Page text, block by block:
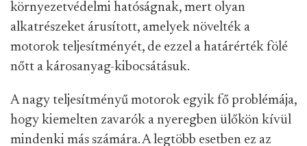
környezetvédelmi hatóságnak, mert olyan
alkatrészeket árusított, amelyek növelték a
motorok teljesítményét, de ezzel a határérték fölé
nőtt a károsanyag-kibocsátásuk.
A nagy teljesítményű motorok egyik fő problémája,
hogy kiemelten zavarók a nyeregben ülőkön kívül
mindenki más számára. A legtöbb esetben ez az